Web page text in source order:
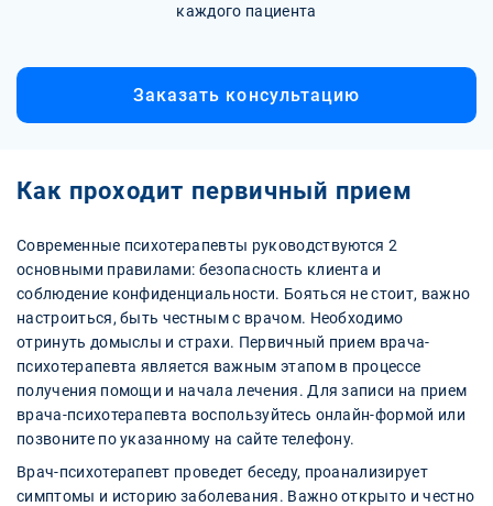
каждого пациента
Заказать консультацию
Как проходит первичный прием
Современные психотерапевты руководствуются 2
основными правилами: безопасность клиента и
соблюдение конфиденциальности. Бояться не стоит, важно
настроиться, быть честным с врачом. Необходимо
отринуть домыслы и страхи. Первичный прием врача-
психотерапевта является важным этапом в процессе
получения помощи и начала лечения. Для записи на прием
врача-психотерапевта воспользуйтесь онлайн-формой или
позвоните по указанному на сайте телефону.
Врач-психотерапевт проведет беседу, проанализирует
симптомы и историю заболевания. Важно открыто и честно